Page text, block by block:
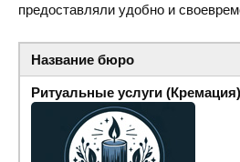
предоставляли удобно и
Название бюро
Ритуальные услуги (Кремация)